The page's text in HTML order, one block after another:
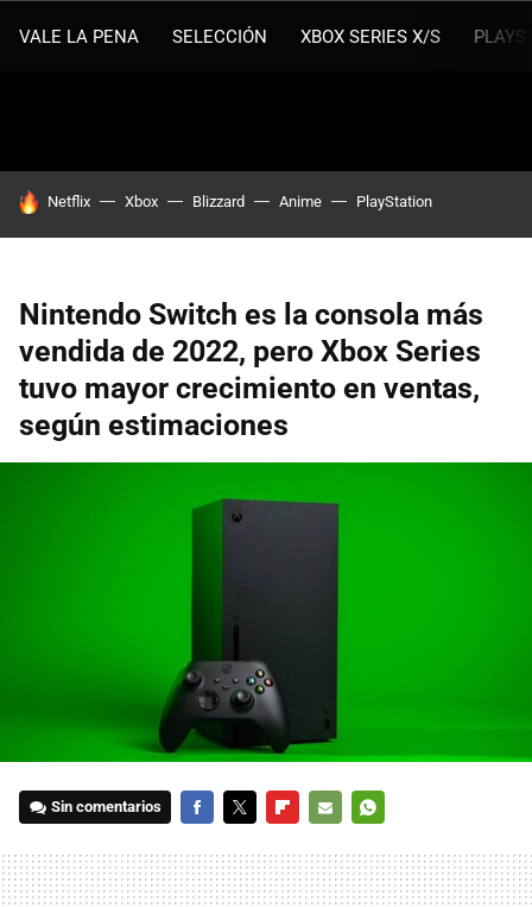
VALE LA PENA SELECCIÓN XBOX SERIES X/S
HOY SE HABLA DE
Netflix Xbox Blizzard Anime PlayStation
Nintendo Switch es la consola más
vendida de 2022, pero Xbox Series
tuvo mayor crecimiento en ventas,
según estimaciones
Sin comentarios
MAIL